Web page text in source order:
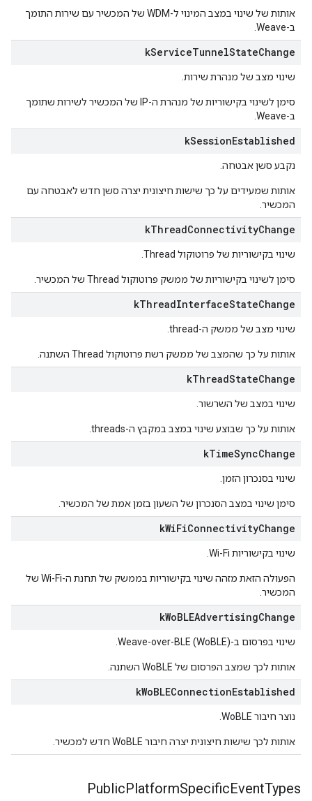
אותות של שינוי במצב המינוי ל-WDM של המכשיר עם שירות התומך
ב-Weave.
kServiceTunnelStateChange
שינוי מצב של מנהרת שירות.
סימן לשינוי בקישוריות של מנהרת ה-IP של המכשיר לשירות שתומך
ב-Weave.
kSessionEstablished
נקבע סשן אבטחה.
אותות שמעידים על כך שישות חיצונית יצרה סשן חדש לאבטחה עם
המכשיר.
kThreadConnectivityChange
שינוי בקישוריות של פרוטוקול Thread.
סימן לשינוי בקישוריות של ממשק פרוטוקול Thread של המכשיר.
kThreadInterfaceStateChange
שינוי מצב של ממשק ה-thread.
אותות על כך שהמצב של ממשק רשת פרוטוקול Thread השתנה.
kThreadStateChange
שינוי במצב של השרשור.
אותות על כך שבוצע שינוי במצב במקבץ ה-threads.
kTimeSyncChange
שינוי בסנכרון הזמן.
סימן שינוי במצב הסנכרון של השעון בזמן אמת של המכשיר.
kWiFiConnectivityChange
שינוי בקישוריות Wi-Fi.
הפעולה הזאת מזהה שינוי בקישוריות בממשק של תחנת ה-Wi-Fi של
המכשיר.
kWoBLEAdvertisingChange
שינוי בפרסום ב-Weave-over-BLE (WoBLE).
אותות לכך שמצב הפרסום של WoBLE השתנה.
kWoBLEConnectionEstablished
נוצר חיבור WoBLE.
אותות לכך שישות חיצונית יצרה חיבור WoBLE חדש למכשיר.
PublicPlatformSpecificEventTypes